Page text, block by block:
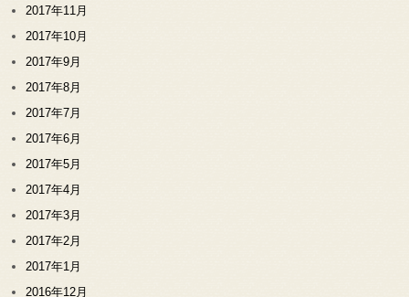
2017年11月
2017年10月
2017年9月
2017年8月
2017年7月
2017年6月
2017年5月
2017年4月
2017年3月
2017年2月
2017年1月
2016年12月